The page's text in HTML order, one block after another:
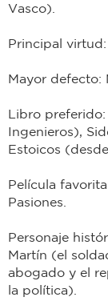
Vasco).
Principal virtud:
Mayor defecto:
Libro
Ingenieros),
Estoicos
Película
Pasiones.
Personaje
Martín (el
abogado y el
la política).